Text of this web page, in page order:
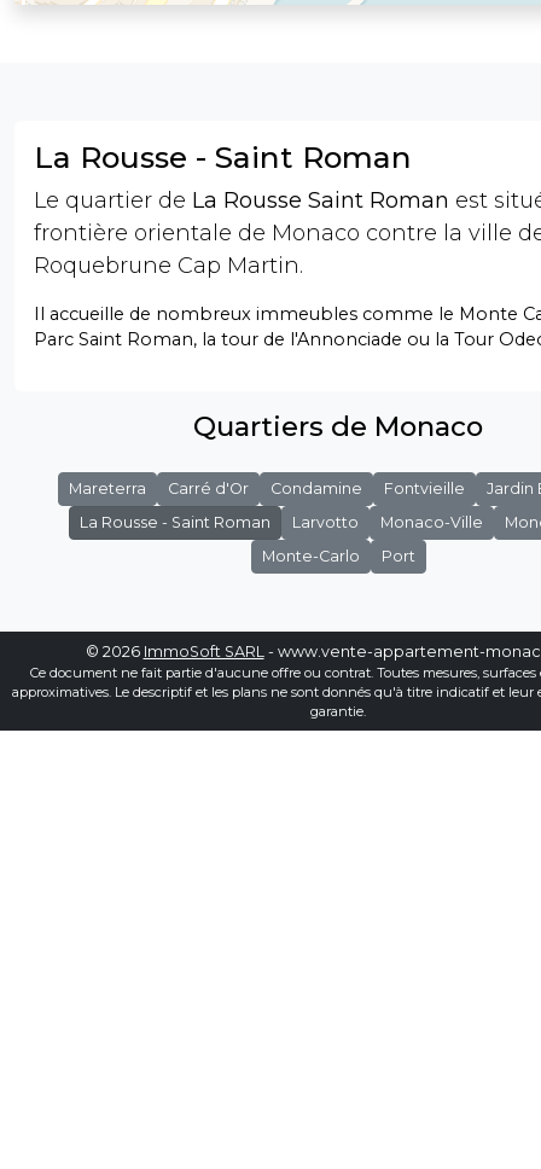
La Rousse - Saint Roman
Le quartier de La Rousse Saint Roman est
frontière orientale de Monaco contre la ville
Roquebrune Cap Martin.
Il accueille de nombreux immeubles comme le Monte
Parc Saint Roman, la tour de l'Annonciade ou la Tour
Quartiers de Monaco
Mareterra Carré d'Or Condamine Fontvieille
Jardin
La Rousse - Saint Roman
Larvotto Monaco-Ville
Monte-Carlo
Port
© 2026 ImmoSoft SARL - www.vente-appartement-
Ce document ne fait partie d'aucune offre ou contrat. Toutes mesures, surfaces
approximatives. Le descriptif et les plans ne sont donnés qu'à titre indicatif et leur
garantie.